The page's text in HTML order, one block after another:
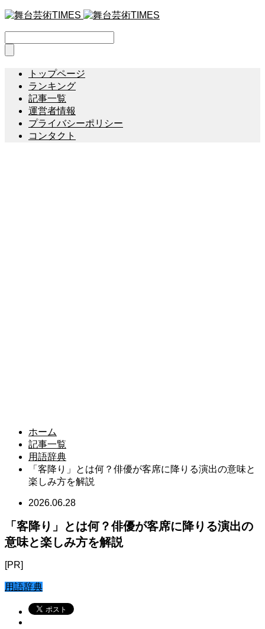
トップページ
ランキング
記事一覧
運営者情報
プライバシーポリシー
コンタクト
ホーム
記事一覧
用語辞典
「客降り」とは何？俳優が客席に降りる演出の意味と
楽しみ方を解説
2026.06.28
「客降り」とは何？俳優が客席に降りる演出の
意味と楽しみ方を解説
[PR]
用語辞典